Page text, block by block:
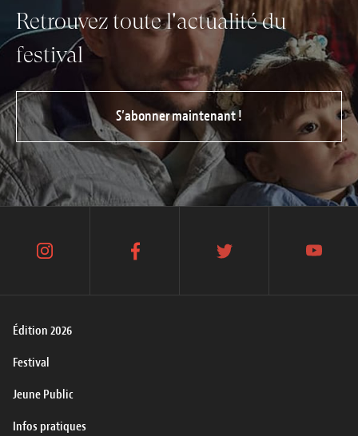
Retrouvez toute l'actualité du
festival
S’abonner maintenant !
Édition 2026
Festival
Jeune Public
Infos pratiques
instagram facebook twitter youtube